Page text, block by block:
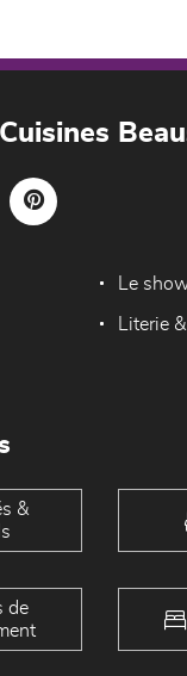
Le
Literie
&
de